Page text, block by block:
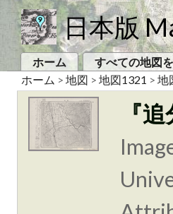
日本版
ホーム すべての地図
ホーム > 地図 > 地図1321 > 地
『